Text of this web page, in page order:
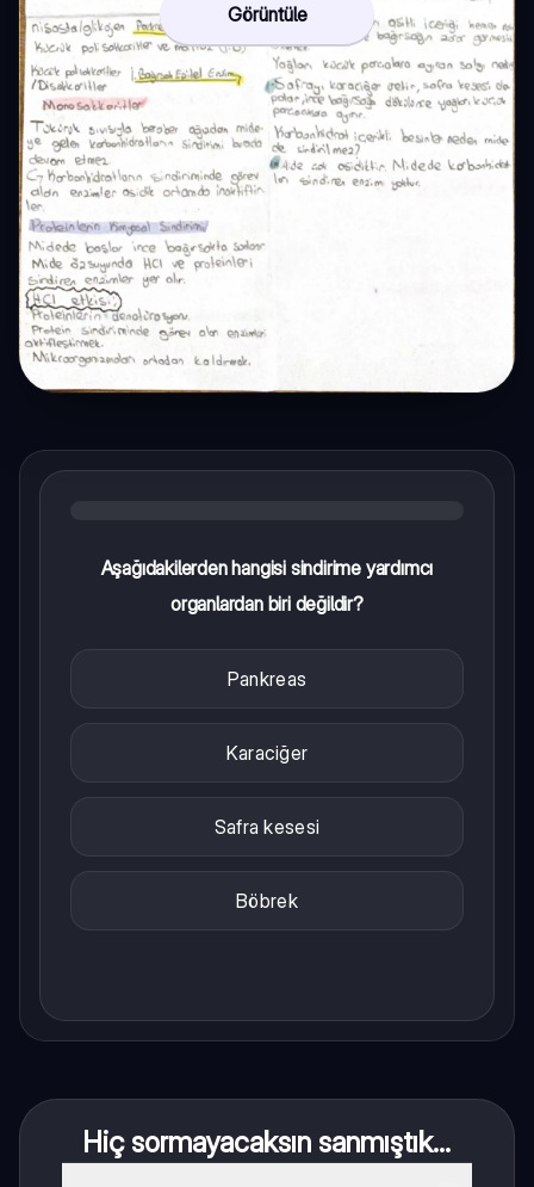
Görüntüle
Aşağıdakilerden hangisi sindirime yardımcı
organlardan biri değildir?
Pankreas
Karaciğer
Safra kesesi
Böbrek
Hiç sormayacaksın sanmıştık...